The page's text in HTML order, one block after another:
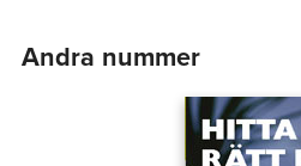
Andra nummer